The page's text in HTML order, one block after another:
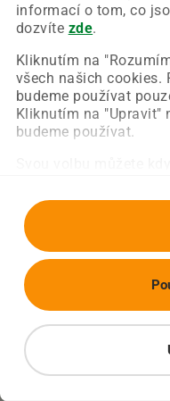
informací o tom, co
dozvíte zde.
Kliknutím na
všech našich cookies.
budeme používat
Kliknutím na "Upravit"
budeme používat.
Chyba nastala na
Zkuste prosím
Obnovit